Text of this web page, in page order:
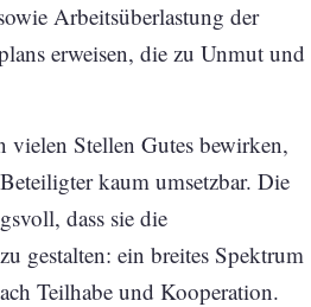
Arbeitsüberlastung der
erweisen, die zu Unmut und
Stellen Gutes bewirken,
kaum umsetzbar. Die
dass sie die
gestalten: ein breites Spektrum
Teilhabe und Kooperation.